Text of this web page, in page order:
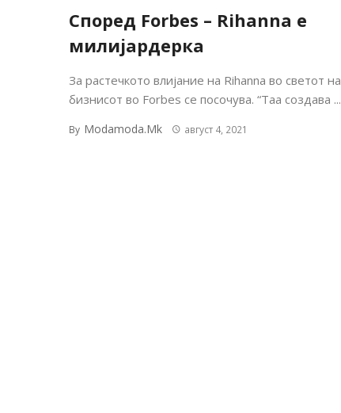
Според Forbes – Rihanna е
милијардерка
За растечкото влијание на Rihanna во светот на
бизнисот во Forbes се посочува. “Таа создава ...
By Modamoda.mk август 4, 2021